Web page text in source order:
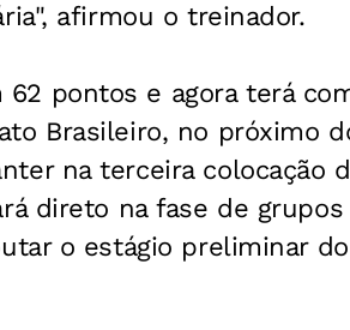
afirmou o treinador.
pontos e agora terá
Brasileiro, no próximo
na terceira colocação
direto na fase de grupos
o estágio preliminar